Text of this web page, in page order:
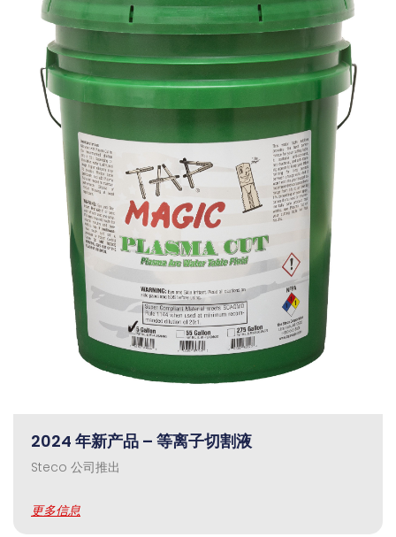
2024 年新产品 – 等离子切割液
Steco 公司推出
更多信息